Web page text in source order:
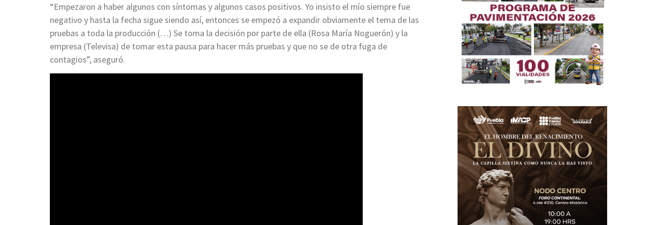
“Empezaron a haber algunos con síntomas y algunos casos positivos. Yo insisto el mío siempre fue
negativo y hasta la fecha sigue siendo así, entonces se empezó a expandir obviamente el tema de las
pruebas a toda la producción (…) Se toma la decisión por parte de ella (Rosa María Noguerón) y la
empresa (Televisa) de tomar esta pausa para hacer más pruebas y que no se de otra fuga de
contagios”, aseguró.